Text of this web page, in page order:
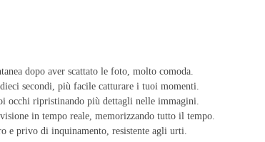
dopo aver scattato le foto, molto comoda.
secondi, più facile catturare i tuoi momenti.
occhi ripristinando più dettagli nelle immagini.
in tempo reale, memorizzando tutto il tempo.
e privo di inquinamento, resistente agli urti.